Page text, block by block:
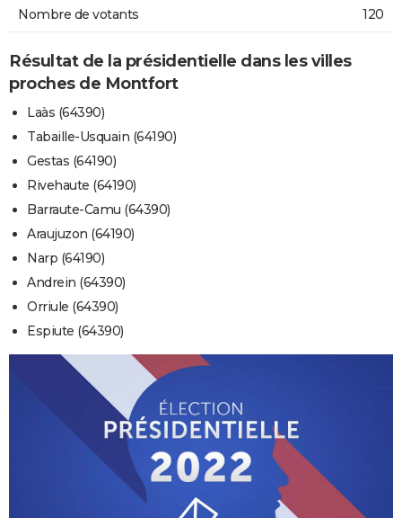
Nombre de votants 120
Résultat de la présidentielle dans les villes
proches de Montfort
Laàs (64390)
Tabaille-Usquain (64190)
Gestas (64190)
Rivehaute (64190)
Barraute-Camu (64390)
Araujuzon (64190)
Narp (64190)
Andrein (64390)
Orriule (64390)
Espiute (64390)